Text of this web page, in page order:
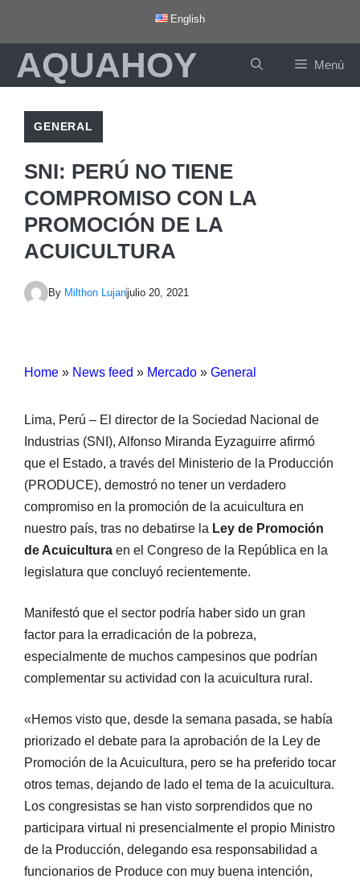
contenido
English
AQUAHOY Menú
GENERAL
SNI: PERÚ NO TIENE
COMPROMISO CON LA
PROMOCIÓN DE LA
ACUICULTURA
By Milthon Lujanjulio 20, 2021
Home » News feed » Mercado » General
Lima, Perú – El director de la Sociedad Nacional de
Industrias (SNI), Alfonso Miranda Eyzaguirre afirmó
que el Estado, a través del Ministerio de la Producción
(PRODUCE), demostró no tener un verdadero
compromiso en la promoción de la acuicultura en
nuestro país, tras no debatirse la Ley de Promoción
de Acuicultura en el Congreso de la República en la
legislatura que concluyó recientemente.
Manifestó que el sector podría haber sido un gran
factor para la erradicación de la pobreza,
especialmente de muchos campesinos que podrían
complementar su actividad con la acuicultura rural.
«Hemos visto que, desde la semana pasada, se había
priorizado el debate para la aprobación de la Ley de
Promoción de la Acuicultura, pero se ha preferido tocar
otros temas, dejando de lado el tema de la acuicultura.
Los congresistas se han visto sorprendidos que no
participara virtual ni presencialmente el propio Ministro
de la Producción, delegando esa responsabilidad a
funcionarios de Produce con muy buena intención,